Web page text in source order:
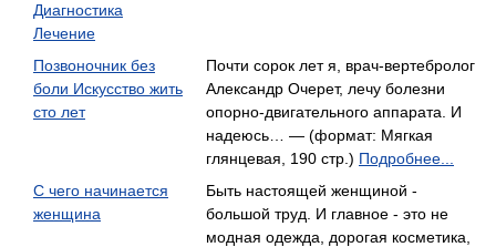
Диагностика
Лечение
Позвоночник без
боли Искусство жить
сто лет
Почти сорок лет я, врач-вертебролог
Александр Очерет, лечу болезни
опорно-двигательного аппарата. И
надеюсь… — (формат: Мягкая
глянцевая, 190 стр.) Подробнее...
С чего начинается
женщина
Быть настоящей женщиной -
большой труд. И главное - это не
модная одежда, дорогая косметика,